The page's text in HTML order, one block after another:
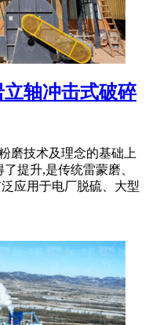
立轴冲击式破碎
磨技术及理念的基础上
提升,是传统雷蒙磨、
应用于电厂脱硫、大型